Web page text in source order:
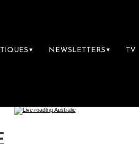
▼ NEWSLETTERS ▼ TV